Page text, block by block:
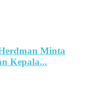
Minta
Kepala...